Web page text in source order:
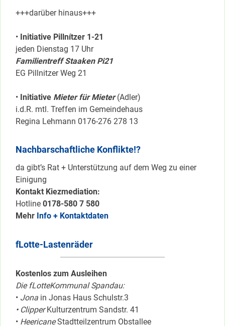
+++darüber hinaus+++
• Initiative Pillnítzer 1-21
jeden Dienstag 17 Uhr
Familientreff Staaken Pi21
EG Pillnitzer Weg 21
• Initiative Mieter für Mieter(Adler)
i.d.R. mtl. Treffen im Gemeindehaus
Regina Lehmann 0176-276 278 13
Nachbarschaftliche Konflikte!?
da gibt’s Rat + Unterstützung auf dem Weg zu einer
Einigung
Kontakt Kiezmediation:
Hotline 0178-580 7 580
Mehr Info + Kontaktdaten
fLotte-Lastenräder
Kostenlos zum Ausleihen
Die fLotteKommunal Spandau:
• Jona in Jonas Haus Schulstr.3
• ClipperKulturzentrum Sandstr. 41
• HeericaneStadtteilzentrum Obstallee